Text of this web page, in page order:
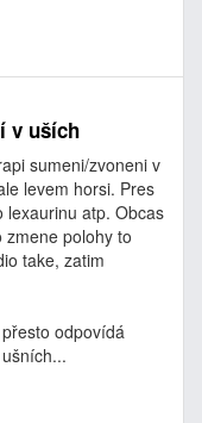
v uších
sumeni/zvoneni v
levem horsi. Pres
lexaurinu atp. Obcas
polohy to
take, zatim
odpovídá